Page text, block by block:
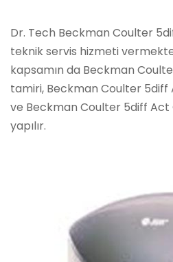
Dr. Tech Beckman Coulter
teknik servis hizmeti
kapsamın da Beckman
tamiri, Beckman Coulter 5diff
ve Beckman Coulter 5diff Act
yapılır.